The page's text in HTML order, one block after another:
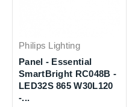
Philips Lighting
Panel - Essential
SmartBright RC048B -
LED32S 865 W30L120
-...